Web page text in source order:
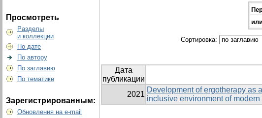
Просмотреть
Разделы
и коллекции
По дате
По автору
По заглавию
По тематике
Зарегистрированным:
Обновления на e-mail
Сортировка:
Дата
публикации
2021
Development of ergotherapy as
inclusive environment of